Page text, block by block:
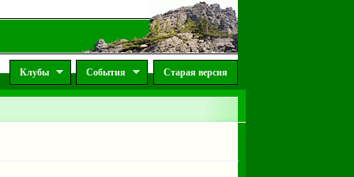
Клубы События Старая версия